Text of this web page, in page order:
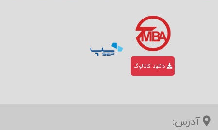
دانلود کاتالوگ
آدرس: